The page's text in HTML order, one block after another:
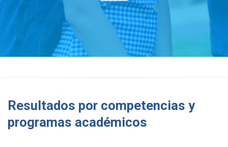
Resultados por competencias y
programas académicos